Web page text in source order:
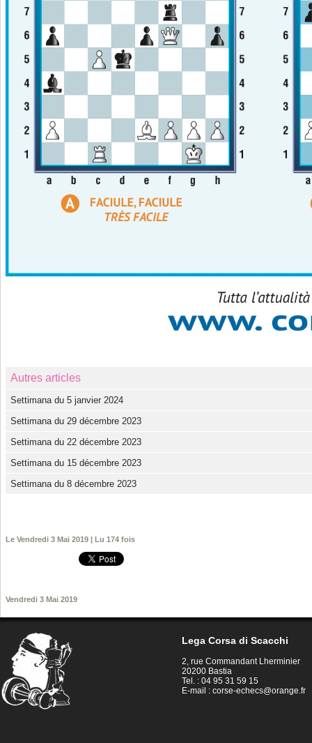
Autres articles
Settimana du 5 janvier 2024
Settimana du 29 décembre 2023
Settimana du 22 décembre 2023
Settimana du 15 décembre 2023
Settimana du 8 décembre 2023
Le Vendredi 3 Mai 2019 | Lu 174 fois
Vendredi 3 Mai 2019
Lega Corsa di Scacchi
2, rue Commandant Lherminier
20200 Bastia
Tel. : 04 95 31 59 15
E-mail :corse-echecs@orange.fr